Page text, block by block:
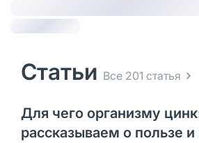
Статьи Все 201 статья
Для чего организму
рассказываем о пользе и